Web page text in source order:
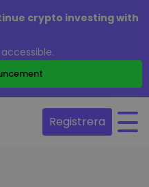
crypto investing with
Registrera